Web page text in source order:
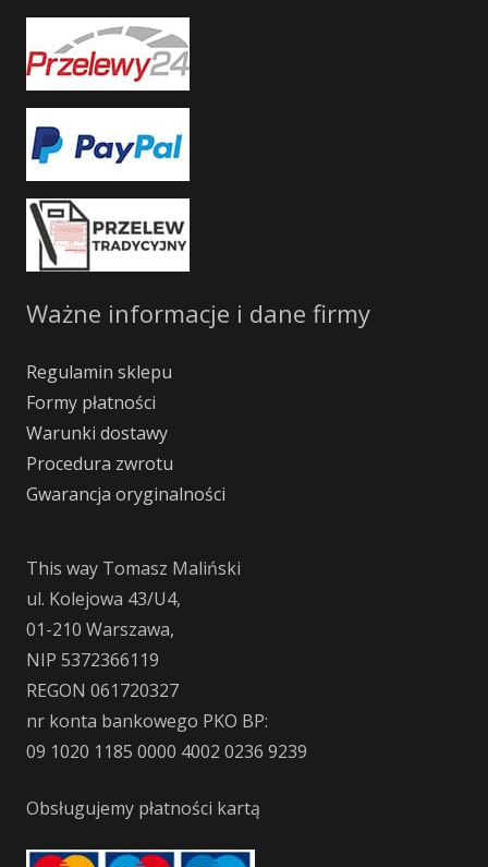
Ważne informacje i dane firmy
Regulamin sklepu
Formy płatności
Warunki dostawy
Procedura zwrotu
Gwarancja oryginalności
This way Tomasz Maliński
ul. Kolejowa 43/U4,
01-210 Warszawa,
NIP 5372366119
REGON 061720327
nr konta bankowego PKO BP:
09 1020 1185 0000 4002 0236 9239
Obsługujemy płatności kartą